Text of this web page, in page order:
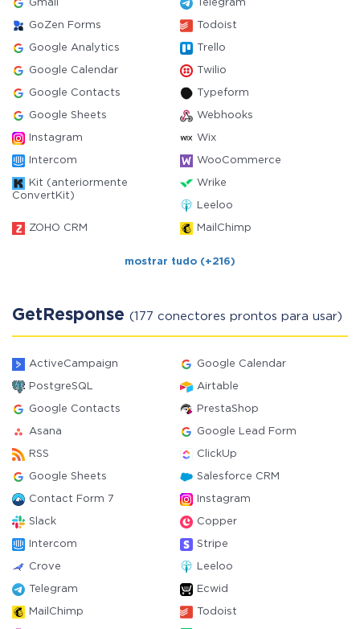
Gmail Telegram
GoZen Forms Todoist
Google Analytics Trello
Google Calendar Twilio
Google Contacts Typeform
Google Sheets Webhooks
Instagram Wix
Intercom WooCommerce
Kit (anteriormente
ConvertKit)
Wrike
Leeloo
ZOHO CRM MailChimp
mostrar tudo (+216)
GetResponse (177 conectores prontos para usar)
ActiveCampaign Google Calendar
PostgreSQL Airtable
Google Contacts PrestaShop
Asana Google Lead Form
RSS ClickUp
Google Sheets Salesforce CRM
Contact Form 7 Instagram
Slack Copper
Intercom Stripe
Crove Leeloo
Telegram Ecwid
MailChimp Todoist